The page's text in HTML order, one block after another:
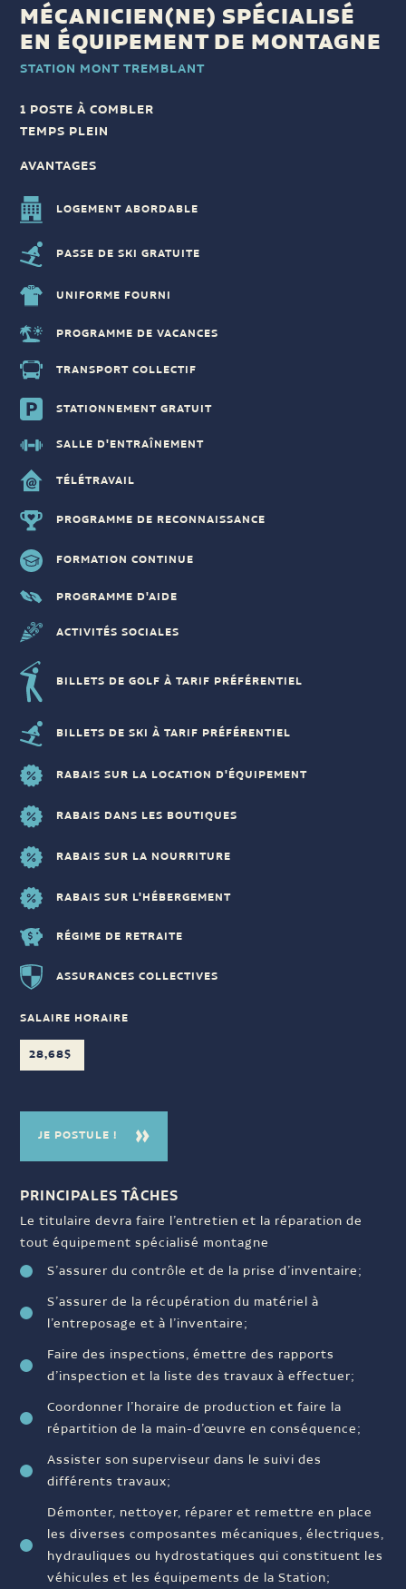
MÉCANICIEN(NE) SPÉCIALISÉ
EN ÉQUIPEMENT DE MONTAGNE
STATION MONT TREMBLANT
1 POSTE À COMBLER
TEMPS PLEIN
AVANTAGES
LOGEMENT ABORDABLE
PASSE DE SKI GRATUITE
UNIFORME FOURNI
PROGRAMME DE VACANCES
TRANSPORT COLLECTIF
STATIONNEMENT GRATUIT
SALLE D'ENTRAÎNEMENT
TÉLÉTRAVAIL
PROGRAMME DE RECONNAISSANCE
FORMATION CONTINUE
PROGRAMME D'AIDE
ACTIVITÉS SOCIALES
BILLETS DE GOLF À TARIF PRÉFÉRENTIEL
BILLETS DE SKI À TARIF PRÉFÉRENTIEL
RABAIS SUR LA LOCATION D'ÉQUIPEMENT
RABAIS DANS LES BOUTIQUES
RABAIS SUR LA NOURRITURE
RABAIS SUR L'HÉBERGEMENT
RÉGIME DE RETRAITE
ASSURANCES COLLECTIVES
28,68$
SALAIRE HORAIRE
JE POSTULE !
PRINCIPALES TÂCHES
Le titulaire devra faire l’entretien et la réparation de
tout équipement spécialisé montagne
S’assurer du contrôle et de la prise d’inventaire;
S’assurer de la récupération du matériel à
l’entreposage et à l’inventaire;
Faire des inspections, émettre des rapports
d’inspection et la liste des travaux à effectuer;
Coordonner l’horaire de production et faire la
répartition de la main-d’œuvre en conséquence;
Assister son superviseur dans le suivi des
différents travaux;
Démonter, nettoyer, réparer et remettre en place
les diverses composantes mécaniques, électriques,
hydrauliques ou hydrostatiques qui constituent les
véhicules et les équipements de la Station;